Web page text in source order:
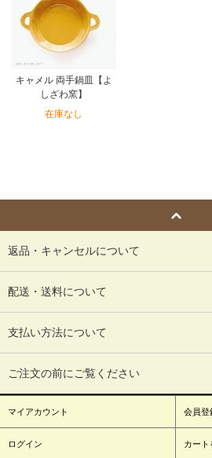
キャメル 両手鍋皿【よ
しざわ窯】
在庫なし
返品・キャンセルについて
配送・送料について
支払い方法について
ご注文の前にご覧ください
マイアカウント 会員登
ログイン カート